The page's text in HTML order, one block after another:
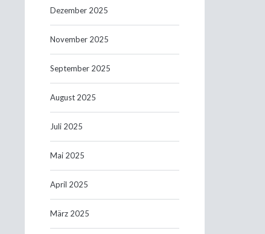
Dezember 2025
November 2025
September 2025
August 2025
Juli 2025
Mai 2025
April 2025
März 2025